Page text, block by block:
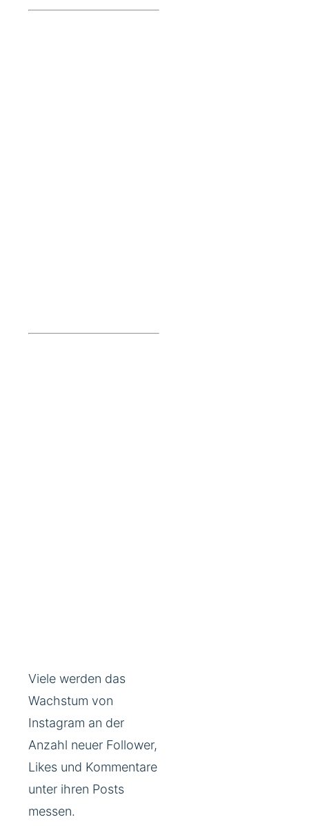
Viele werden das
Wachstum von
Instagram an der
Anzahl neuer Follower,
Likes und Kommentare
unter ihren Posts
messen.